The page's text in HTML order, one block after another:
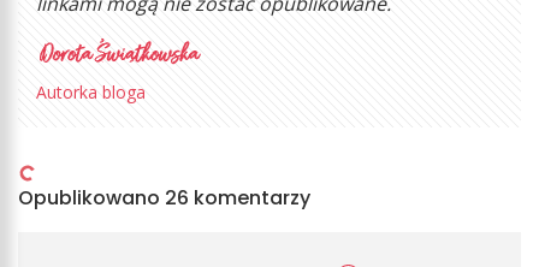
Autorka bloga
Opublikowano 26 komentarzy